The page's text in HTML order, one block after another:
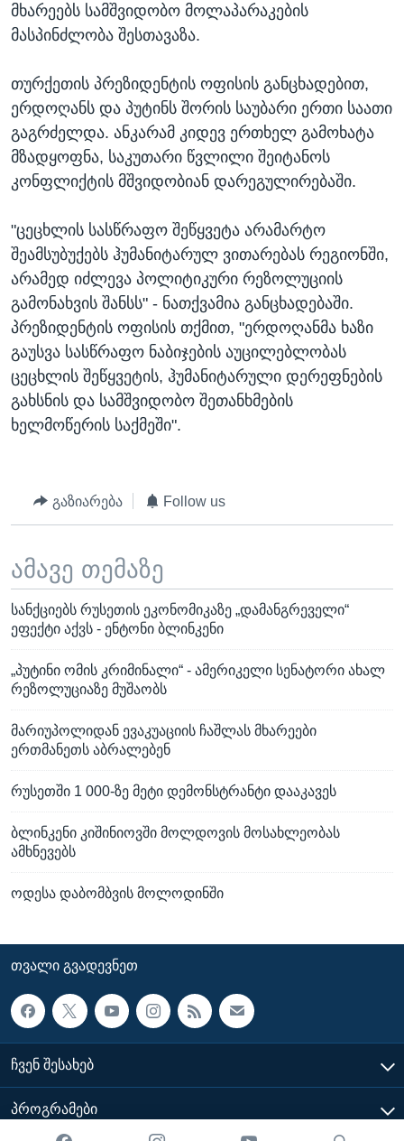
მხარეებს სამშვიდობო მოლაპარაკების
მასპინძლობა შესთავაზა.
თურქეთის პრეზიდენტის ოფისის განცხადებით,
ერდოღანს და პუტინს შორის საუბარი ერთი საათი
გაგრძელდა. ანკარამ კიდევ ერთხელ გამოხატა
მზადყოფნა, საკუთარი წვლილი შეიტანოს
კონფლიქტის მშვიდობიან დარეგულირებაში.
"ცეცხლის სასწრაფო შეწყვეტა არამარტო
შეამსუბუქებს ჰუმანიტარულ ვითარებას რეგიონში,
არამედ იძლევა პოლიტიკური რეზოლუციის
გამონახვის შანსს" - ნათქვამია განცხადებაში.
პრეზიდენტის ოფისის თქმით, "ერდოღანმა ხაზი
გაუსვა სასწრაფო ნაბიჯების აუცილებლობას
ცეცხლის შეწყვეტის, ჰუმანიტარული დერეფნების
გახსნის და სამშვიდობო შეთანხმების
ხელმოწერის საქმეში".
გაზიარება Follow us
ამავე თემაზე
სანქციებს რუსეთის ეკონომიკაზე „დამანგრეველი“
ეფექტი აქვს - ენტონი ბლინკენი
„პუტინი ომის კრიმინალი“ - ამერიკელი სენატორი ახალ
რეზოლუციაზე მუშაობს
მარიუპოლიდან ევაკუაციის ჩაშლას მხარეები
ერთმანეთს აბრალებენ
რუსეთში 1 000-ზე მეტი დემონსტრანტი დააკავეს
ბლინკენი კიშინიოვში მოლდოვის მოსახლეობას
ამხნევებს
ოდესა დაბომბვის მოლოდინში
ᲗᲕᲐᲚᲘ ᲒᲕᲐᲓᲔᲕᲜᲔᲗ
ᲩᲕᲔᲜ ᲨᲔᲡᲐᲮᲔᲑ
ᲞᲠᲝᲒᲠᲐᲛᲔᲑᲘ